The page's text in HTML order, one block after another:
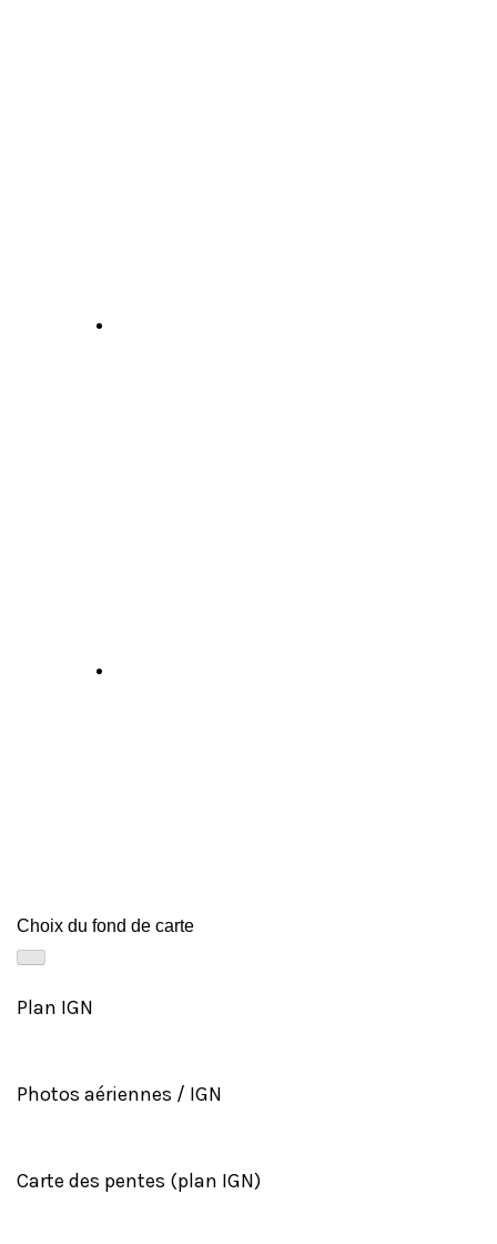
Choix du fond de carte
Plan IGN
Photos aériennes / IGN
Carte des pentes (plan IGN)